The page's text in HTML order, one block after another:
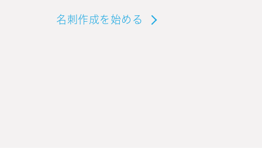
名刺作成を始める